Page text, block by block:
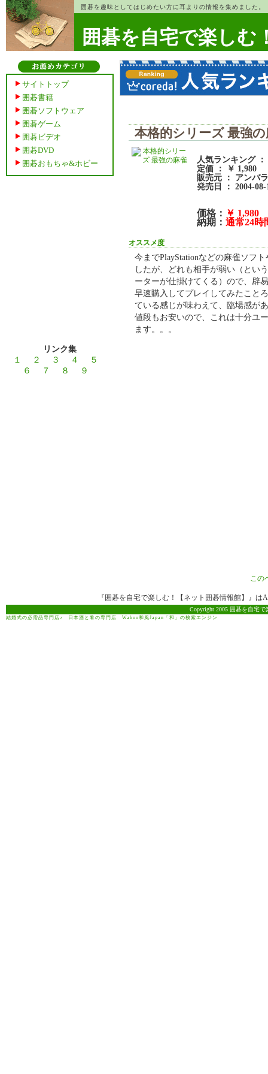
囲碁を趣味としてはじめたい方に耳よりの情報を集めました。
囲碁を自宅で楽しむ
サイトトップ
囲碁書籍
囲碁ソフトウェア
囲碁ゲーム
囲碁ビデオ
囲碁DVD
囲碁おもちゃ&ホビー
リンク集
１
２ ３ ４
５
６
７ ８ ９
本格的シリーズ 最強の
人気ランキング ：
定価 ： ￥ 1,980
販売元 ： アンバ
発売日 ： 2004-08-
価格： ￥ 1,980
納期： 通常24時
オススメ度
今までPlayStationなどの麻雀ソフ
したが、どれも相手が弱い（とい
ーターが仕掛けてくる）ので、辟
早速購入してプレイしてみたこと
ている感じが味わえて、臨場感が
値段もお安いので、これは十分ユ
ます。。。
この
『囲碁を自宅で楽しむ！【ネット囲碁情報館】』
Copyright 2005 囲碁を自宅
結婚式の必需品専門店♪ 日本酒と肴の専門店 Wahoo和風Japan「和」の検索エンジン